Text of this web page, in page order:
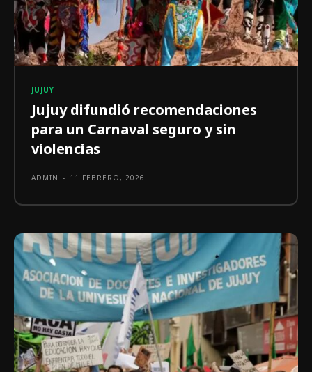
JUJUY
Jujuy difundió recomendaciones
para un Carnaval seguro y sin
violencias
ADMIN - 11 FEBRERO, 2026